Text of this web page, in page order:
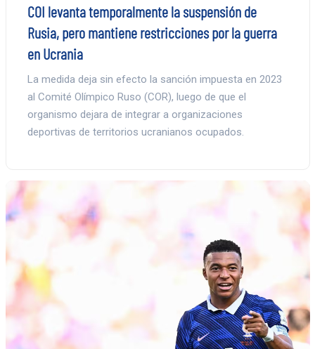
COI levanta temporalmente la suspensión de
Rusia, pero mantiene restricciones por la guerra
en Ucrania
La medida deja sin efecto la sanción impuesta en 2023
al Comité Olímpico Ruso (COR), luego de que el
organismo dejara de integrar a organizaciones
deportivas de territorios ucranianos ocupados.